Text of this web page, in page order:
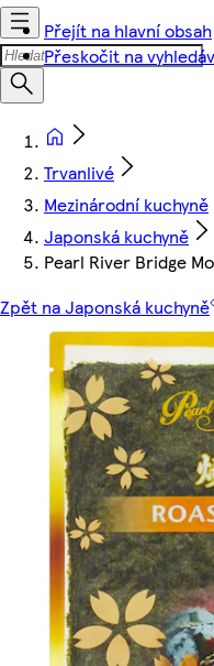
Přejít na hlavní obsah
Přeskočit na
Trvanlivé
Mezinárodní kuchyně
Japonská kuchyně
Pearl River Bridge
Zpět na Japonská kuchyně